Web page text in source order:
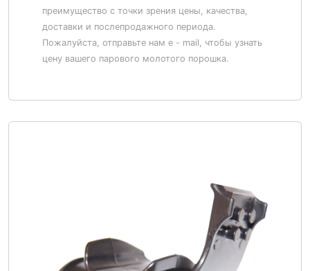
преимущество с точки зрения цены, качества,
доставки и послепродажного периода.
Пожалуйста, отправьте нам e - mail, чтобы узнать
цену вашего парового молотого порошка.